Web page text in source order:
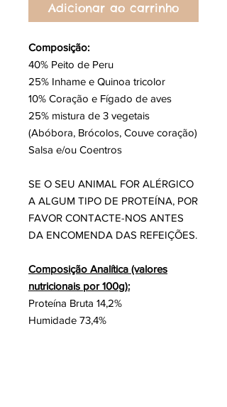
Adicionar ao carrinho
Composição:
40% Peito de Peru
25% Inhame e Quinoa tricolor
10% Coração e Fígado de aves
25% mistura de 3 vegetais
(Abóbora, Brócolos, Couve coração)
Salsa e/ou Coentros
SE O SEU ANIMAL FOR ALÉRGICO
A ALGUM TIPO DE PROTEÍNA, POR
FAVOR CONTACTE-NOS ANTES
DA ENCOMENDA DAS REFEIÇÕES.
Composição Analítica (valores
nutricionais por 100g):
Proteína Bruta 14,2%
Humidade 73,4%